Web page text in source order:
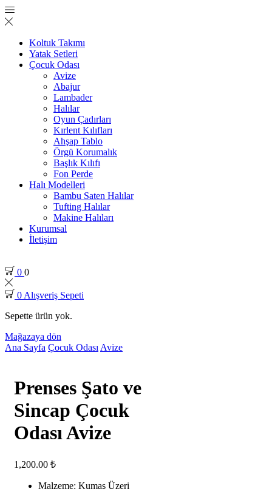
Koltuk Takımı
Yatak Setleri
Çocuk Odası
Avize
Abajur
Lambader
Halılar
Oyun Çadırları
Kırlent Kılıfları
Ahşap Tablo
Örgü Korumalık
Başlık Kılıfı
Fon Perde
Halı Modelleri
Bambu Saten Halılar
Tufting Halılar
Makine Halıları
Kurumsal
İletişim
0 0
0 Alışveriş Sepeti
Sepette ürün yok.
Mağazaya dön
Ana Sayfa Çocuk Odası Avize
Prenses Şato ve
Sincap Çocuk
Odası Avize
1,200.00 ₺
Malzeme: Kumaş Üzeri